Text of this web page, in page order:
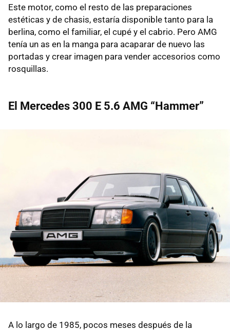
Este motor, como el resto de las preparaciones
estéticas y de chasis, estaría disponible tanto para la
berlina, como el familiar, el cupé y el cabrio. Pero AMG
tenía un as en la manga para acaparar de nuevo las
portadas y crear imagen para vender accesorios como
rosquillas.
El Mercedes 300 E 5.6 AMG “Hammer”
A lo largo de 1985, pocos meses después de la